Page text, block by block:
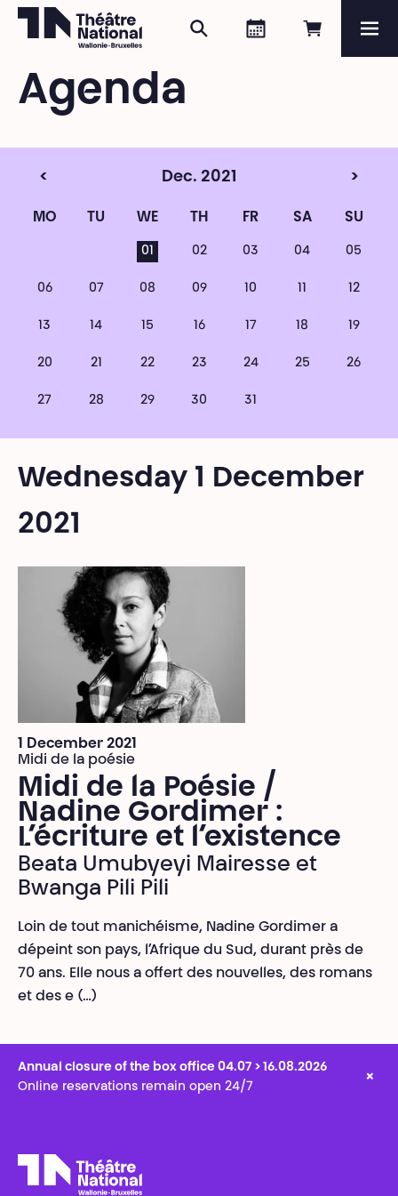
Book
Agenda
Search
Agenda
< Dec. 2021 >
MO TU WE TH FR SA SU
01 02 03 04 05
06 07 08 09 10 11 12
13 14 15 16 17 18 19
20 21 22 23 24 25 26
27 28 29 30 31
Wednesday 1 December
2021
1 December 2021
Midi de la poésie
Midi de la Poésie /
Nadine Gordimer :
L’écriture et l’existence
Beata Umubyeyi Mairesse et
Bwanga Pili Pili
Loin de tout manichéisme, Nadine Gordimer a
dépeint son pays, l’Afrique du Sud, durant près de
70 ans. Elle nous a offert des nouvelles, des romans
et des e (…)
Annual closure of the box office 04.07 > 16.08.2026
Online reservations remain open 24/7
×